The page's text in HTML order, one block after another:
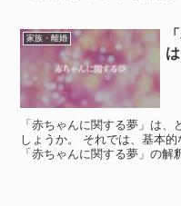
家族・離婚
「赤ちゃんに関する夢」は
しょうか。 それでは、基本的
「赤ちゃんに関する夢」の解